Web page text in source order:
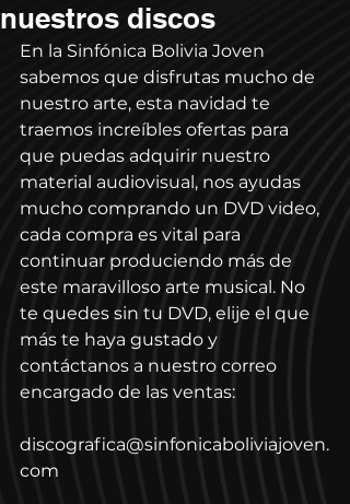
nuestros discos
En la Sinfónica Bolivia Joven
sabemos que disfrutas mucho de
nuestro arte, esta navidad te
traemos increíbles ofertas para
que puedas adquirir nuestro
material audiovisual, nos ayudas
mucho comprando un DVD video,
cada compra es vital para
continuar produciendo más de
este maravilloso arte musical. No
te quedes sin tu DVD, elije el que
más te haya gustado y
contáctanos a nuestro correo
encargado de las ventas:
discografica@sinfonicaboliviajoven.
com